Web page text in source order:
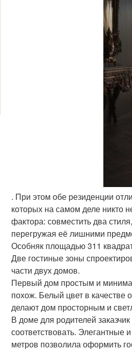
. При этом обе резиденции
которых на самом деле никто
фактора: совместить два
перегружая её лишними
Особняк площадью 311
Две гостиные зоны
части двух домов.
Первый дом простым и
похож. Белый цвет в
делают дом просторным и
В доме для родителей
соответствовать. Элегантные
метров позволила оформить